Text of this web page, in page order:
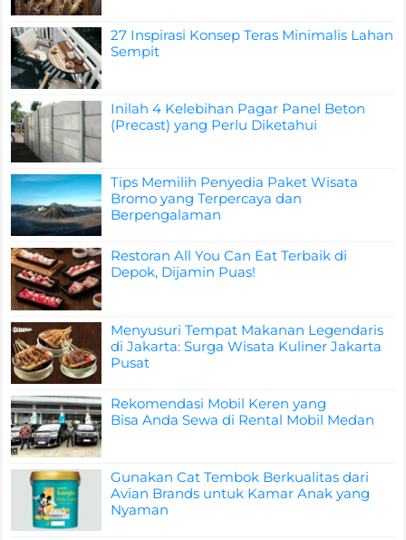
27 Inspirasi Konsep Teras Minimalis Lahan
Sempit
Inilah 4 Kelebihan Pagar Panel Beton
(Precast) yang Perlu Diketahui
Tips Memilih Penyedia Paket Wisata
Bromo yang Terpercaya dan
Berpengalaman
Restoran All You Can Eat Terbaik di
Depok, Dijamin Puas!
Menyusuri Tempat Makanan Legendaris
di Jakarta: Surga Wisata Kuliner Jakarta
Pusat
Rekomendasi Mobil Keren yang
Bisa Anda Sewa di Rental Mobil Medan
Gunakan Cat Tembok Berkualitas dari
Avian Brands untuk Kamar Anak yang
Nyaman